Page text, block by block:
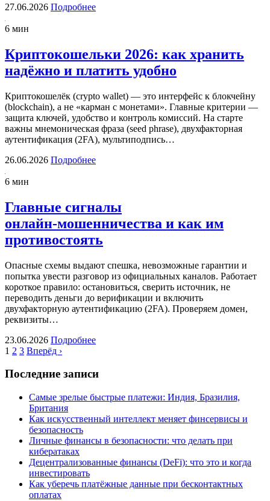
27.06.2026 Подробнее
6 мин
Криптокошельки 2026: как хранить
надёжно и платить удобно
Криптокошелёк (crypto wallet) — это интерфейс к блокчейну
(blockchain), а не «карман с монетами». Главные критерии —
защита ключей, удобство и контроль комиссий. На старте
важны мнемоническая фраза (seed phrase), двухфакторная
аутентификация (2FA), мультиподпись…
26.06.2026 Подробнее
6 мин
Главные сигналы
онлайн‑мошенничества и как им
противостоять
Опасные схемы выдают спешка, невозможные гарантии и
попытка увести разговор из официальных каналов. Работает
короткое правило: остановиться, сверить источник, не
переводить деньги до верификации и включить
двухфакторную аутентификацию (2FA). Проверяем домен,
реквизиты…
23.06.2026 Подробнее
1 2 3 Вперёд ›
Последние записи
Самые зрелые быстрые платежи: Индия, Бразилия,
Британия
Как искусственный интеллект меняет финсервисы и
безопасность
Личные финансы в безопасности: что делать при
кибератаках
Децентрализованные финансы (DeFi): что это и когда
инвестировать
Как уберечь платёжные данные при бесконтактных
оплатах